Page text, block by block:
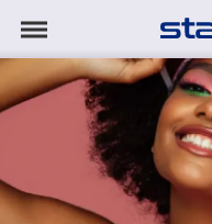
Navigation
anzeigen/ausblenden
Navigation
AGENTUR
MODELS
TALENTE